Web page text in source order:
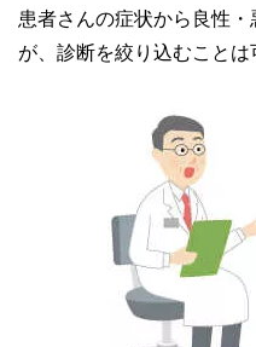
患者さんの症状から良性
が、診断を絞り込むことは